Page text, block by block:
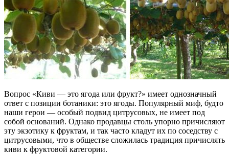
Вопрос «Киви — это ягода или фрукт?» имеет однозначный
ответ с позиции ботаники: это ягоды. Популярный миф, будто
наши герои — особый подвид цитрусовых, не имеет под
собой оснований. Однако продавцы столь упорно причисляют
эту экзотику к фруктам, и так часто кладут их по соседству с
цитрусовыми, что в обществе сложилась традиция причислять
киви к фруктовой категории.